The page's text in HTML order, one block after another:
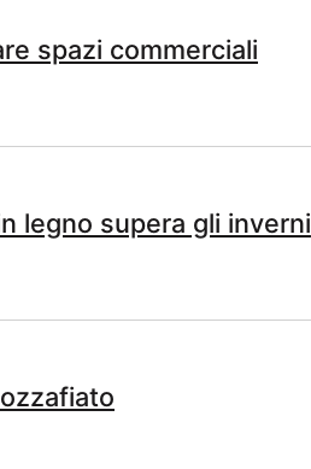
spazi commerciali
legno supera gli inverni